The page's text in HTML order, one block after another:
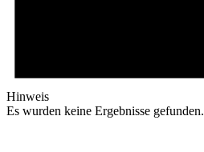
Hinweis
Es wurden keine Ergebnisse gefunden.